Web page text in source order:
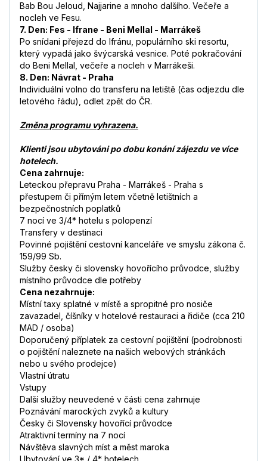
Bab Bou Jeloud, Najjarine a mnoho dalšího. Večeře a
nocleh ve Fesu.
7. Den: Fes - Ifrane - Beni Mellal - Marrákeš
Po snídani přejezd do Ifránu, populárního ski resortu,
který vypadá jako švýcarská vesnice. Poté pokračování
do Beni Mellal, večeře a nocleh v Marrákeši.
8. Den: Návrat - Praha
Individuální volno do transferu na letiště (čas odjezdu dle
letového řádu), odlet zpět do ČR.
Změna programu vyhrazena.
Klienti jsou ubytováni po dobu konání zájezdu ve více
hotelech.
Cena zahrnuje:
Leteckou přepravu Praha - Marrákeš - Praha s
přestupem či přímým letem včetně letištních a
bezpečnostních poplatků
7 nocí ve 3/4* hotelu s polopenzí
Transfery v destinaci
Povinné pojištění cestovní kanceláře ve smyslu zákona č.
159/99 Sb.
Služby česky či slovensky hovořícího průvodce, služby
místního průvodce dle potřeby
Cena nezahrnuje:
Místní taxy splatné v místě a spropitné pro nosiče
zavazadel, číšníky v hotelové restauraci a řidiče (cca 210
MAD / osoba)
Doporučený příplatek za cestovní pojištění (podrobnosti
o pojištění naleznete na našich webových stránkách
nebo u svého prodejce)
Vlastní útratu
Vstupy
Další služby neuvedené v části cena zahrnuje
Poznávání marockých zvyků a kultury
Česky či Slovensky hovořící průvodce
Atraktivní termíny na 7 nocí
Návštěva slavných míst a měst maroka